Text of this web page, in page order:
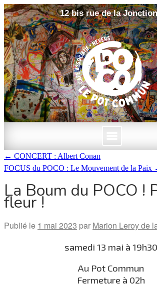
12 bis rue de la
← CONCERT : Albert Conan
FOCUS du POCO : Le Mouvement de la Paix
La Boum du POCO !
fleur !
Publié le 1 mai 2023 par Marion Leroy de
samedi 13 mai à 19h30
Au Pot Commun
Fermeture à 02h